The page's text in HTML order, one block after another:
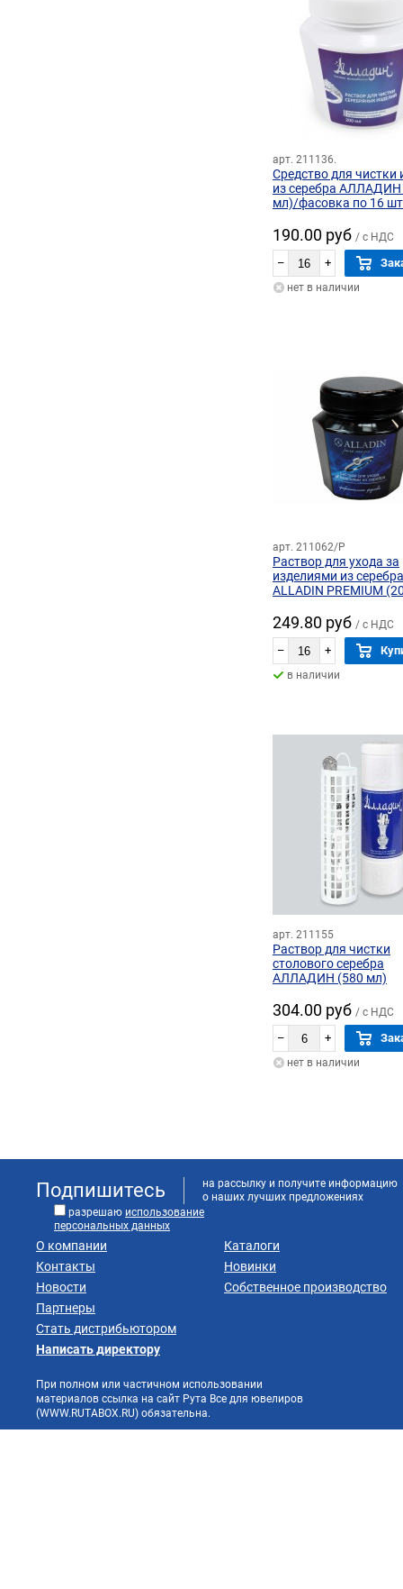
арт. 211136.
Средство для чистки
из серебра АЛЛАДИН
мл)/фасовка по 16
190.00 руб / с НДС
– +
нет в наличии
арт. 211062/P
Раствор для ухода за
изделиями из серебра
ALLADIN PREMIUM
249.80 руб / с НДС
– +
в наличии
арт. 211155
Раствор для чистки
столового серебра
АЛЛАДИН (580 мл)
304.00 руб / с НДС
– +
нет в наличии
Подпишитесь
на рассылку и получите информацию
о наших лучших предложениях
разрешаю использование
персональных данных
О компании
Контакты
Новости
Партнеры
Стать дистрибьютором
Каталоги
Новинки
Собственное производство
Написать директору
При полном или частичном использовании
материалов ссылка на сайт Рута Все для ювелиров
(WWW.RUTABOX.RU) обязательна.